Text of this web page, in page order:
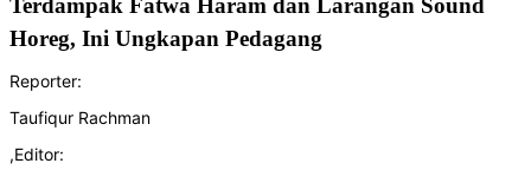
Terdampak Fatwa Haram dan Larangan Sound
Horeg, Ini Ungkapan Pedagang
Reporter:
Taufiqur Rachman
,Editor: